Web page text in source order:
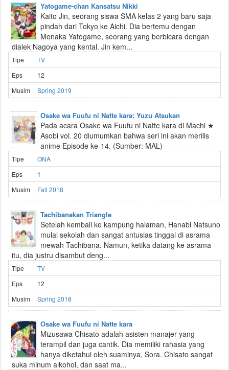
Yatogame-chan Kansatsu Nikki
Kaito Jin, seorang siswa SMA kelas 2 yang baru saja
pindah dari Tokyo ke Aichi. Dia bertemu dengan
Monaka Yatogame, seorang yang berbicara dengan
dialek Nagoya yang kental. Jin kem...
Tipe
TV
Eps
12
Musim
Spring 2019
Osake wa Fuufu ni Natte kara: Yuzu Atsukan
Pada acara Osake wa Fuufu ni Natte kara di Machi ★
Asobi vol. 20 diumumkan bahwa seri ini akan merilis
anime Episode ke-14. (Sumber: MAL)
Tipe
ONA
Eps
1
Musim
Fall 2018
Tachibanakan Triangle
Setelah kembali ke kampung halaman, Hanabi Natsuno
mulai sekolah dan sangat antusias tinggal di asrama
mewah Tachibana. Namun, ketika datang ke asrama
itu, dia justru disambut deng...
Tipe
TV
Eps
12
Musim
Spring 2018
Osake wa Fuufu ni Natte kara
Mizusawa Chisato adalah asisten manajer yang
terampil dan juga cantik. Dia memiliki rahasia yang
hanya diketahui oleh suaminya, Sora. Chisato sangat
suka minum alkohol, dan saat ma...